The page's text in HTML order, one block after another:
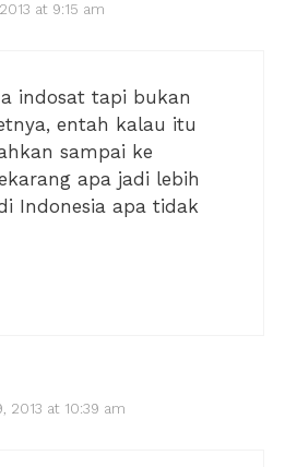
at 9:15 am
indosat tapi bukan
entah kalau itu
sampai ke
apa jadi lebih
Indonesia apa tidak
2013 at 10:39 am